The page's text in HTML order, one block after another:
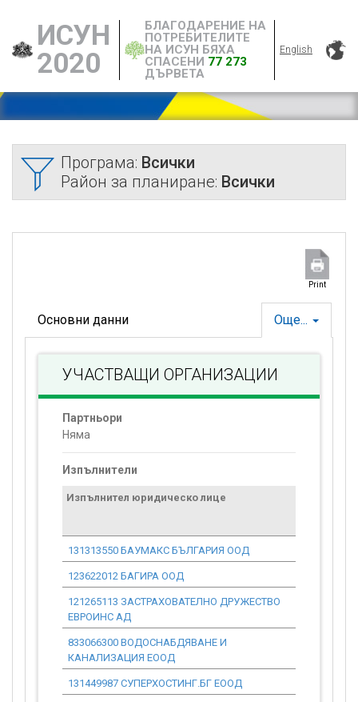
ИСУН
2020
БЛАГОДАРЕНИЕ НА
ПОТРЕБИТЕЛИТЕ
НА ИСУН БЯХА
СПАСЕНИ 77 273
ДЪРВЕТА
English
Програма: Всички
Район за планиране: Всички
Print
Още...
Основни данни
УЧАСТВАЩИ ОРГАНИЗАЦИИ
Партньори
Няма
Изпълнители
Изпълнител юридическо лице
131313550 БАУМАКС БЪЛГАРИЯ ООД
123622012 БАГИРА ООД
121265113 ЗАСТРАХОВАТЕЛНО ДРУЖЕСТВО
ЕВРОИНС АД
833066300 ВОДОСНАБДЯВАНЕ И
КАНАЛИЗАЦИЯ ЕООД
131449987 СУПЕРХОСТИНГ.БГ ЕООД